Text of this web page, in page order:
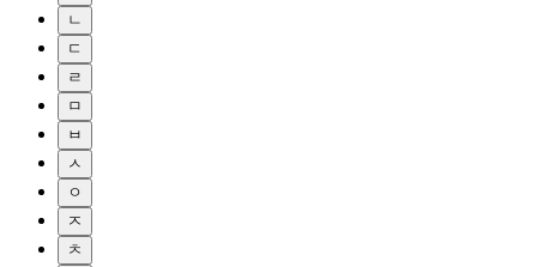
ㄴ
ㄷ
ㄹ
ㅁ
ㅂ
ㅅ
ㅇ
ㅈ
ㅊ